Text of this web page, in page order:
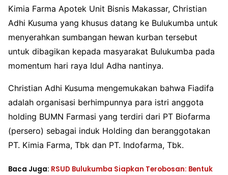
Kimia Farma Apotek Unit Bisnis Makassar, Christian
Adhi Kusuma yang khusus datang ke Bulukumba untuk
menyerahkan sumbangan hewan kurban tersebut
untuk dibagikan kepada masyarakat Bulukumba pada
momentum hari raya Idul Adha nantinya.
Christian Adhi Kusuma mengemukakan bahwa Fiadifa
adalah organisasi berhimpunnya para istri anggota
holding BUMN Farmasi yang terdiri dari PT Biofarma
(persero) sebagai induk Holding dan beranggotakan
PT. Kimia Farma, Tbk dan PT. Indofarma, Tbk.
Baca Juga: RSUD Bulukumba Siapkan Terobosan: Bentuk